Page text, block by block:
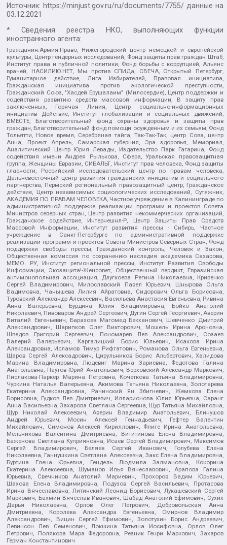
Источник: https://minjust.gov.ru/ru/documents/7755/ данные на
03.12.2021
* Сведения реестра НКО, выполняющих функции
иностранного агента:
Гражданин.Армия.Право, Нижегородский центр немецкой и европейской
культуры, Центр гендерных исследований, Фонд защиты прав граждан Штаб,
Институт права и публичной политики, Фонд борьбы с коррупцией, Альянс
врачей, НАСИЛИЮ.НЕТ, Мы против СПИДа, СВЕЧА, Открытый Петербург,
Гуманитарное действие, Лига Избирателей, Правовая инициатива,
Гражданская инициатива против экологической преступности,
Гражданский Союз, "Хасдей Ерушалаим" (Милосердие), Центр поддержки и
содействия развитию средств массовой информации, В защиту прав
заключенных, Горячая Линия, Центр социально-информационных
инициатив Действие, Институт глобализации и социальных движений,
ВМЕСТЕ, Благотворительный фонд охраны здоровья и защиты прав
граждан, Благотворительный фонд помощи осужденным и их семьям, Фонд
Тольятти, Новое время, Серебряная тайга, Так-Так-Так, центр Сова, центр
Анна, Проект Апрель, Самарская губерния, Эра здоровья, Мемориал,
Аналитический Центр Юрия Левады, Издательство Парк Гагарина, Фонд
содействия имени Андрея Рылькова, Сфера, Уральская правозащитная
группа, Женщины Евразии, СИБАЛЬТ, Институт прав человека, Фонд защиты
гласности, Российский исследовательский центр по правам человека,
Дальневосточный центр развития гражданских инициатив и социального
партнерства, Пермский региональный правозащитный центр, Гражданское
действие, Центр независимых социологических исследований, Сутяжник,
АКАДЕМИЯ ПО ПРАВАМ ЧЕЛОВЕКА, Частное учреждение в Калининграде по
административной поддержке реализации программ и проектов Совета
Министров северных стран, Центр развития некоммерческих организаций,
Гражданское содействие, Интернешнл-Р, Центр Защиты Прав Средств
Массовой Информации, Институт развития прессы - Сибирь, Частное
учреждение в Санкт-Петербурге по административной поддержке
реализации программ и проектов Совета Министров Северных Стран, Фонд
поддержки свободы прессы, Гражданский контроль, Человек и Закон,
Общественная комиссия по сохранению наследия академика Сахарова,
МЕМО. РУ, Институт региональной прессы, Институт Развития Свободы
Информации, Экозащита!-Женсовет, Общественный вердикт, Евразийская
антимонопольная ассоциация, Дзугкоева Регина Николаевна, Кривенко
Сергей Владимирович, Милославский Павел Юрьевич, Шнырова Ольга
Вадимовна, Чанышева Лилия Айратовна, Сидорович Ольга Борисовна,
Туровский Александр Алексеевич, Васильева Анастасия Евгеньевна, Ривина
Анна Валерьевна, Бурдина Юлия Владимировна, Бойко Анатолий
Николаевич, Пивоваров Андрей Сергеевич, Дугин Сергей Георгиевич, Аверин
Виталий Евгеньевич, Барахоев Магомед Бекханович, Шевченко Дмитрий
Александрович, Шарипков Олег Викторович, Мошель Ирина Ароновна,
Шведов Григорий Сергеевич, Пономарев Лев Александрович, Созаев
Валерий Валерьевич, Каргалицкий Борис Юльевич, Исакова Ирина
Александровна, Исламов Тимур Рифгатович, Романова Ольга Евгеньевна,
Щаров Сергей Алексадрович, Цирульников Борис Альбертович, Халидова
Марина Владимировна, Людевиг Марина Зариевна, Федотова Галина
Анатольевна, Паутов Юрий Анатольевич, Верховский Александр Маркович,
Пислакова-Паркер Марина Петровна, Кочеткова Татьяна Владимировна,
Чуркина Наталья Валерьевна, Акимова Татьяна Николаевна, Золотарева
Екатерина Александровна, Рачинский Ян Збигневич, Жемкова Елена
Борисовна, Гудков Лев Дмитриевич, Илларионова Юлия Юрьевна, Саранг
Анна Васильевна, Захарова Светлана Сергеевна, Щур Татьяна Михайловна,
Щур Николай Алексеевич, Аверин Владимир Анатольевич, Блинушов
Андрей Юрьевич, Мосин Алексей Геннадьевич, Гефтер Валентин
Михайлович, Симонов Алексей Кириллович, Флиге Ирина Анатольевна,
Мельникова Валентина Дмитриевна, Вититинова Елена Владимировна,
Баженова Светлана Куприяновна, Исаев Сергей Владимирович, Максимов
Сергей Владимирович, Беляев Сергей Иванович, Голубева Елена
Николаевна, Ганнушкина Светлана Алексеевна, Закс Елена Владимировна,
Буртина Елена Юрьевна, Гендель Людмила Залмановна, Кокорина
Екатерина Алексеевна, Шуманов Илья Вячеславович, Арапова Галина
Юрьевна, Свечников Анатолий Мариевич, Прохоров Вадим Юрьевич,
Шахова Елена Владимировна, Подузов Сергей Васильевич, Протасова
Ирина Вячеславовна, Литинский Леонид Борисович, Лукашевский Сергей
Маркович, Бахмин Вячеслав Иванович, Шабад Анатолий Ефимович, Сухих
Дарья Николаевна, Орлов Олег Петрович, Добровольская Анна
Дмитриевна, Королева Александра Евгеньевна, Смирнов Владимир
Александрович, Вицин Сергей Ефимович, Золотухин Борис Андреевич,
Левинсон Лев Семенович, Локшина Татьяна Иосифовна, Орлов Олег
Петрович, Полякова Мара Федоровна, Резник Генри Маркович, Захаров
Герман Константинович